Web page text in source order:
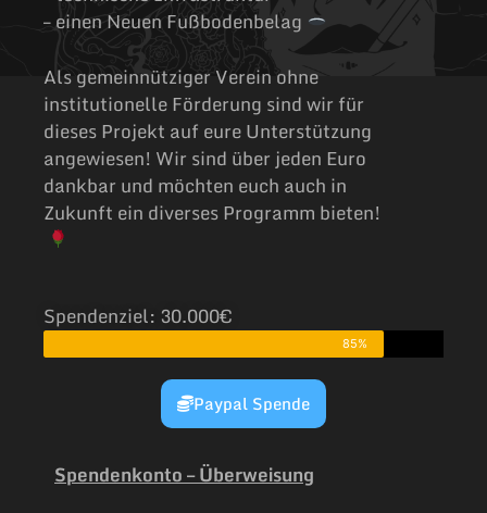
– einen Neuen Fußbodenbelag
Als gemeinnütziger Verein ohne
institutionelle Förderung sind wir für
dieses Projekt auf eure Unterstützung
angewiesen! Wir sind über jeden Euro
dankbar und möchten euch auch in
Zukunft ein diverses Programm bieten!
Spendenziel: 30.000€
85%
Paypal Spende
Spendenkonto – Überweisung